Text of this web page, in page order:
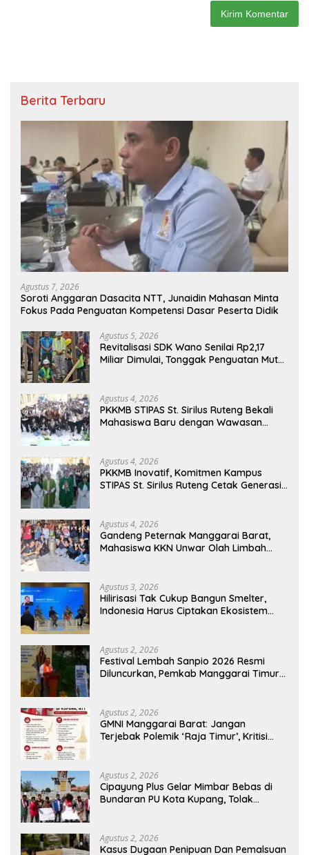
Berita Terbaru
Agustus 7, 2026
Soroti Anggaran Dasacita NTT, Junaidin Mahasan Minta
Fokus Pada Penguatan Kompetensi Dasar Peserta Didik
Agustus 5, 2026
Revitalisasi SDK Wano Senilai Rp2,17
Miliar Dimulai, Tonggak Penguatan Mutu
Agustus 4, 2026
PKKMB STIPAS St. Sirilus Ruteng Bekali
Mahasiswa Baru dengan Wawasan
Agustus 4, 2026
PKKMB Inovatif, Komitmen Kampus
STIPAS St. Sirilus Ruteng Cetak Generasi
Agustus 4, 2026
Gandeng Peternak Manggarai Barat,
Mahasiswa KKN Unwar Olah Limbah
Agustus 3, 2026
Hilirisasi Tak Cukup Bangun Smelter,
Indonesia Harus Ciptakan Ekosistem
Agustus 2, 2026
Festival Lembah Sanpio 2026 Resmi
Diluncurkan, Pemkab Manggarai Timur
Agustus 2, 2026
GMNI Manggarai Barat: Jangan
Terjebak Polemik ‘Raja Timur’, Kritisi
Agustus 2, 2026
Cipayung Plus Gelar Mimbar Bebas di
Bundaran PU Kota Kupang, Tolak
Agustus 2, 2026
Kasus Dugaan Penipuan Dan Pemalsuan